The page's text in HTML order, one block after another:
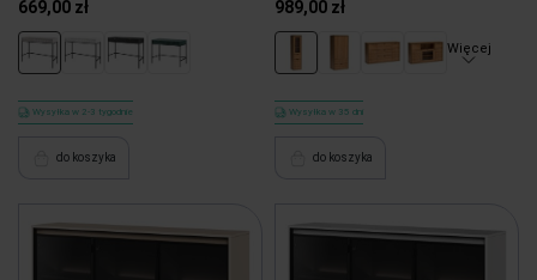
669,00 zł
Wysyłka w 2-3 tygodnie
do koszyka
989,00 zł
Więcej
Wysyłka w 35 dni
do koszyka